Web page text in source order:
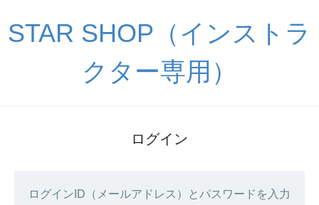
STAR SHOP（インストラ
クター専用）
ログイン
ログインID（メールアドレス）とパスワードを入力